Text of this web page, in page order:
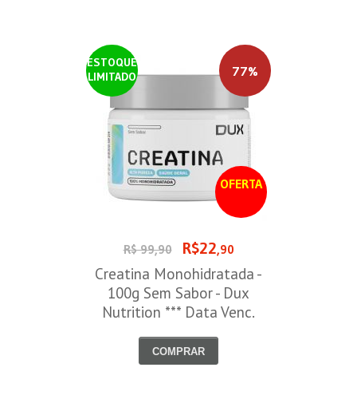
ESTOQUE
LIMITADO
OFERTA
77%
R$ 99,90 R$22,90
Creatina Monohidratada -
100g Sem Sabor - Dux
Nutrition *** Data Venc.
COMPRAR